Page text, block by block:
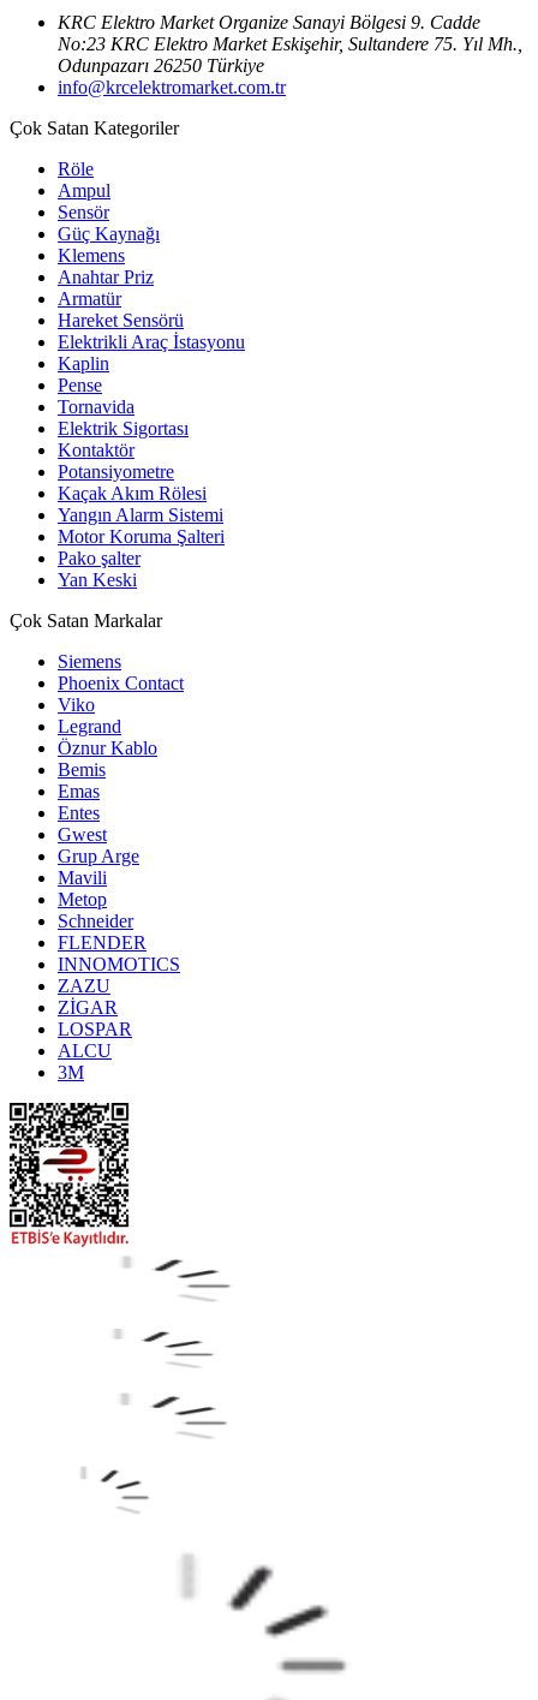
KRC Elektro Market Organize Sanayi Bölgesi 9. Cadde
No:23 KRC Elektro Market Eskişehir, Sultandere 75. Yıl Mh.,
Odunpazarı 26250 Türkiye
info@krcelektromarket.com.tr
Çok Satan Kategoriler
Röle
Ampul
Sensör
Güç Kaynağı
Klemens
Anahtar Priz
Armatür
Hareket Sensörü
Elektrikli Araç İstasyonu
Kaplin
Pense
Tornavida
Elektrik Sigortası
Kontaktör
Potansiyometre
Kaçak Akım Rölesi
Yangın Alarm Sistemi
Motor Koruma Şalteri
Pako şalter
Yan Keski
Çok Satan Markalar
Siemens
Phoenix Contact
Viko
Legrand
Öznur Kablo
Bemis
Emas
Entes
Gwest
Grup Arge
Mavili
Metop
Schneider
FLENDER
INNOMOTICS
ZAZU
ZİGAR
LOSPAR
ALCU
3M